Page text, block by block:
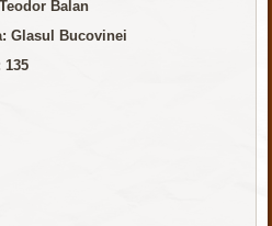
Balan
Glasul Bucovinei
135